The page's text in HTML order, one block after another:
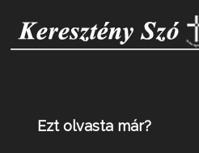
Ezt olvasta már?